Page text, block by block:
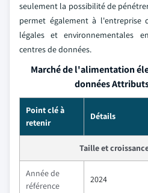
seulement la possibilité de
permet également à l'entreprise
légales et environnementales
centres de données.
Marché de l'alimentation
données
Point clé à
retenir
Détails
Taille et
Année de
référence
2024